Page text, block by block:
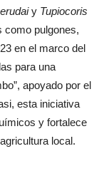
y Tupiocoris
como pulgones,
en el marco del
para una
apoyado por el
esta iniciativa
y fortalece
local.